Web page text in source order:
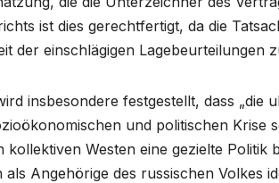
ist dies gerechtfertigt, da die
der einschlägigen Lagebeurteilungen
insbesondere festgestellt, dass „die
und politischen Krise
Westen eine gezielte Politik
als Angehörige des russischen Volkes